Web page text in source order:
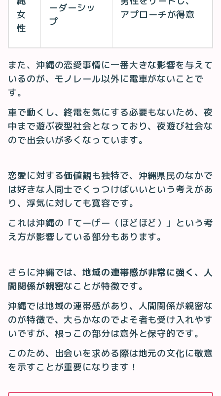
女
性
ーダーシッ
プ
アプローチが得意
また、沖縄の恋愛事情に一番大きな影響を与えて
いるのが、モノレール以外に電車がないことで
す。
車で動くし、終電を気にする必要もないため、夜
中まで遊ぶ夜型社会となっており、夜遊び社会な
ので出会いが多くなっています。
恋愛に対する価値観も独特で、沖縄県民のなかで
は好きな人同士でくっつけばいいという考えがあ
り、浮気に対しても寛容です。
これは沖縄の「てーげー（ほどほど）」という考
え方が影響している部分もあります。
さらに沖縄では、地域の連帯感が非常に強く、人
間関係が親密なことが特徴です。
沖縄では地域の連帯感があり、人間関係が親密な
のが特徴で、大らかなのでよそ者も受け入れやす
いですが、根っこの部分は意外と保守的です。
このため、出会いを求める際は地元の文化に敬意
を示すことが重要になります！